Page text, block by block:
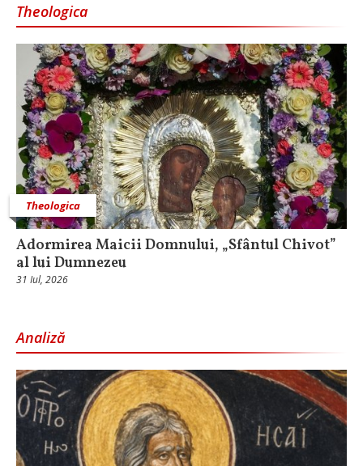
Theologica
Theologica
Adormirea Maicii Domnului, „Sfântul Chivot”
al lui Dumnezeu
31 Iul, 2026
Analiză